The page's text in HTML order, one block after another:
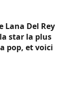
Lana Del Rey
star la plus
pop, et voici